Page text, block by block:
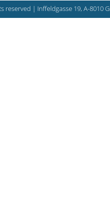
reserved | Inffeldgasse 19, A-8010